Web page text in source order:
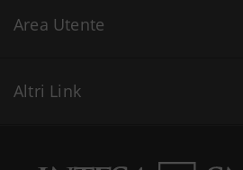
Area Utente
Altri Link